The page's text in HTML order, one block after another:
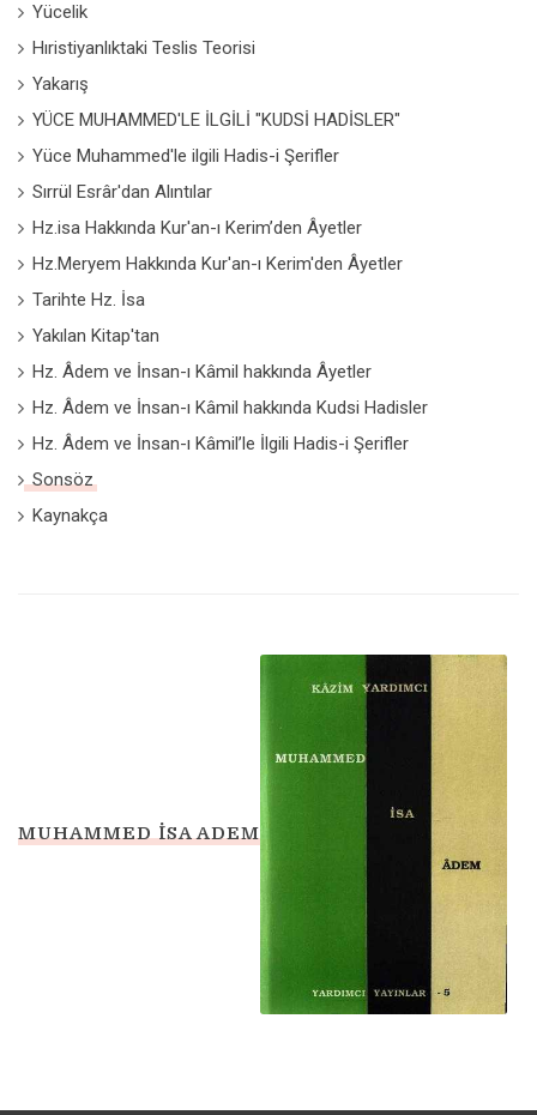
Yücelik
Hıristiyanlıktaki Teslis Teorisi
Yakarış
YÜCE MUHAMMED'LE İLGİLİ "KUDSİ HADİSLER"
Yüce Muhammed'le ilgili Hadis-i Şerifler
Sırrül Esrâr'dan Alıntılar
Hz.isa Hakkında Kur'an-ı Kerim’den Âyetler
Hz.Meryem Hakkında Kur'an-ı Kerim'den Âyetler
Tarihte Hz. İsa
Yakılan Kitap'tan
Hz. Âdem ve İnsan-ı Kâmil hakkında Âyetler
Hz. Âdem ve İnsan-ı Kâmil hakkında Kudsi Hadisler
Hz. Âdem ve İnsan-ı Kâmil’le İlgili Hadis-i Şerifler
Sonsöz
Kaynakça
MUHAMMED İSA ADEM